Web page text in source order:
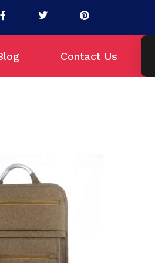
Contact Us